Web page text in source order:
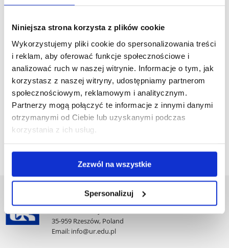
Niniejsza strona korzysta z plików cookie
Wykorzystujemy pliki cookie do spersonalizowania treści
i reklam, aby oferować funkcje społecznościowe i
analizować ruch w naszej witrynie. Informacje o tym, jak
korzystasz z naszej witryny, udostępniamy partnerom
społecznościowym, reklamowym i analitycznym.
Partnerzy mogą połączyć te informacje z innymi danymi
otrzymanymi od Ciebie lub uzyskanymi podczas
korzystania z ich usług.
Zezwól na wszystkie
Spersonalizuj
University of Rzeszów
35-959 Rzeszów, Poland
Email: info@ur.edu.pl